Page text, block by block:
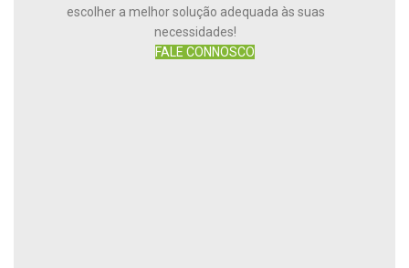
escolher a melhor solução adequada às suas
necessidades!
FALE CONNOSCO